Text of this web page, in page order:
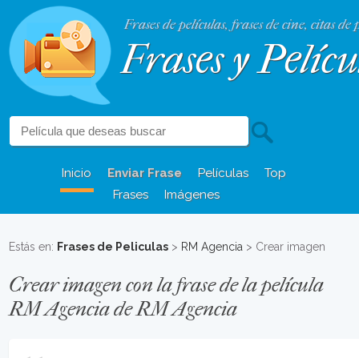
Frases de películas, frases de cine, citas de
Frases y
Inicio Enviar Frase Películas
Top
Frases
Imágenes
Estás en: Frases de Peliculas > RM Agencia > Crear imagen
Crear imagen con la frase de la película
RM Agencia de RM Agencia